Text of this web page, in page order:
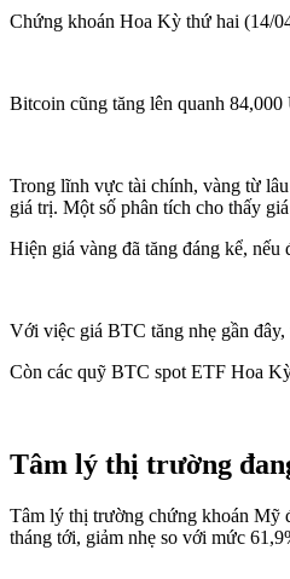
Chứng khoán Hoa Kỳ thứ hai (14/
Bitcoin cũng tăng lên quanh
Trong lĩnh vực tài chính, vàng từ
giá trị. Một số phân tích cho thấy
Hiện giá vàng đã tăng đáng kể,
Với việc giá BTC tăng nhẹ gần
Còn các quỹ BTC spot ETF Hoa
Tâm lý thị trường
Tâm lý thị trường chứng khoán Mỹ
tháng tới, giảm nhẹ so với mức